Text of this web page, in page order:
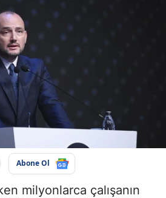
Abone Ol
milyonlarca çalışanın